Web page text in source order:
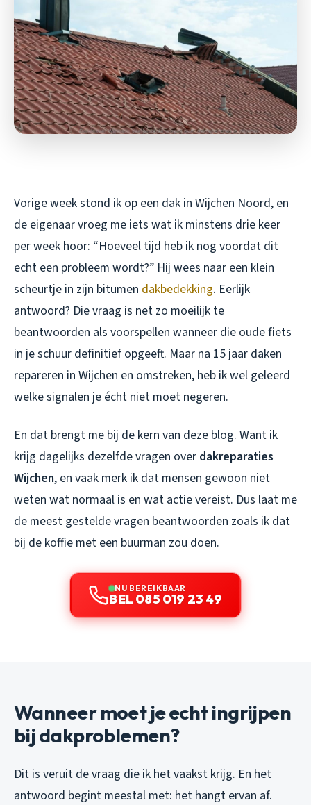
Vorige week stond ik op een dak in Wijchen Noord, en
de eigenaar vroeg me iets wat ik minstens drie keer
per week hoor: “Hoeveel tijd heb ik nog voordat dit
echt een probleem wordt?” Hij wees naar een klein
scheurtje in zijn bitumen dakbedekking. Eerlijk
antwoord? Die vraag is net zo moeilijk te
beantwoorden als voorspellen wanneer die oude fiets
in je schuur definitief opgeeft. Maar na 15 jaar daken
repareren in Wijchen en omstreken, heb ik wel geleerd
welke signalen je écht niet moet negeren.
En dat brengt me bij de kern van deze blog. Want ik
krijg dagelijks dezelfde vragen over dakreparaties
Wijchen, en vaak merk ik dat mensen gewoon niet
weten wat normaal is en wat actie vereist. Dus laat me
de meest gestelde vragen beantwoorden zoals ik dat
bij de koffie met een buurman zou doen.
NU BEREIKBAAR
BEL 085 019 23 49
Wanneer moet je echt ingrijpen
bij dakproblemen?
Dit is veruit de vraag die ik het vaakst krijg. En het
antwoord begint meestal met: het hangt ervan af.